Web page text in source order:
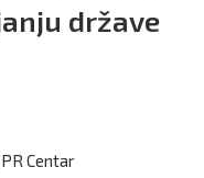
države
Centar